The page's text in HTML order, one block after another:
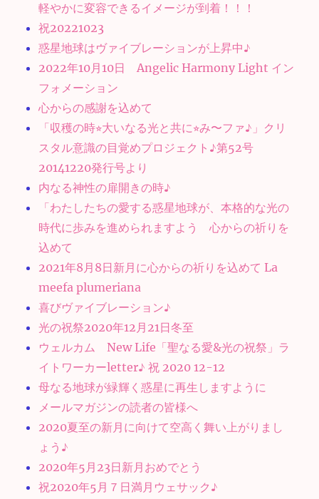
軽やかに変容できるイメージが到着！！！
祝20221023
惑星地球はヴァイブレーションが上昇中♪
2022年10月10日 Angelic Harmony Light イン
フォメーション
心からの感謝を込めて
「収穫の時⭐︎大いなる光と共に⭐︎み〜ファ♪」クリ
スタル意識の目覚めプロジェクト♪第52号
20141220発行号より
内なる神性の扉開きの時♪
「わたしたちの愛する惑星地球が、本格的な光の
時代に歩みを進められますよう 心からの祈りを
込めて
2021年8月8日新月に心からの祈りを込めて La
meefa plumeriana
喜びヴァイブレーション♪
光の祝祭2020年12月21日冬至
ウェルカム New Life「聖なる愛&光の祝祭」ラ
イトワーカーletter♪ 祝 2020 12-12
母なる地球が緑輝く惑星に再生しますように
メールマガジンの読者の皆様へ
2020夏至の新月に向けて空高く舞い上がりまし
ょう♪
2020年5月23日新月おめでとう
祝2020年5月７日満月ウェサック♪